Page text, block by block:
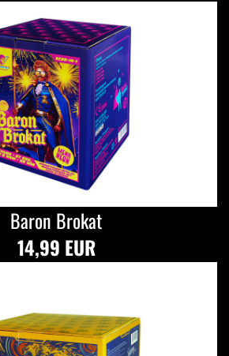
Baron Brokat
14,99 EUR